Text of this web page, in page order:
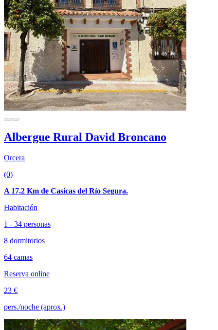
Albergue Rural David Broncano
Orcera
(0)
A 17.2 Km de Casicas del Río Segura.
Habitación
1 - 34 personas
8 dormitorios
64 camas
Reserva online
23 €
pers./noche (aprox.)